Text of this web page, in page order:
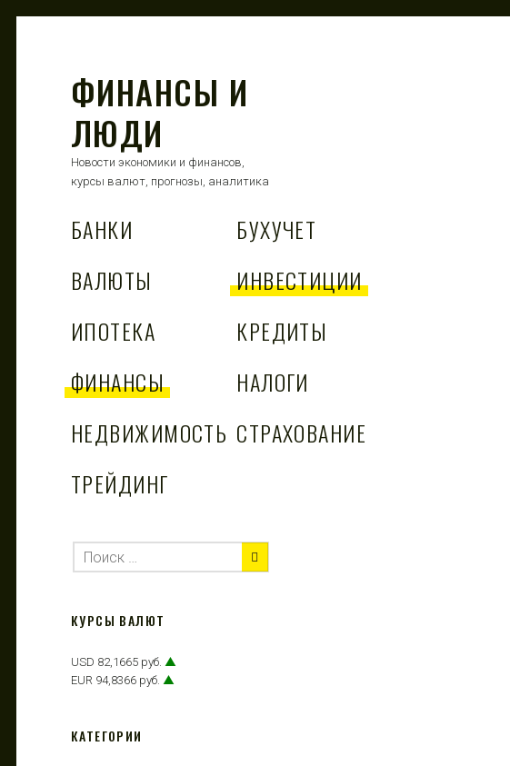
ФИНАНСЫ И
ЛЮДИ
Новости экономики и финансов,
курсы валют, прогнозы, аналитика
БАНКИ
БУХУЧЕТ
ВАЛЮТЫ
ИНВЕСТИЦИИ
ИПОТЕКА
КРЕДИТЫ
ФИНАНСЫ
НАЛОГИ
НЕДВИЖИМОСТЬ СТРАХОВАНИЕ
ТРЕЙДИНГ
КУРСЫ ВАЛЮТ
USD 82,1665 руб. ▲
EUR 94,8366 руб. ▲
КАТЕГОРИИ